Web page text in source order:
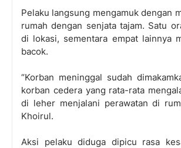
Pelaku langsung mengamuk dengan
rumah dengan senjata tajam. Satu
di lokasi, sementara empat lainnya
bacok.
“Korban meninggal sudah
korban cedera yang rata-rata
di leher menjalani perawatan di
Khoirul.
Aksi pelaku diduga dipicu rasa